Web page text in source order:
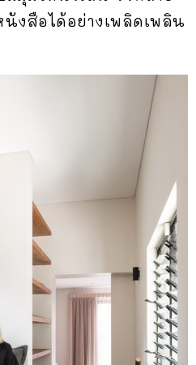
งสือได้อย่างเพลิดเพลิน